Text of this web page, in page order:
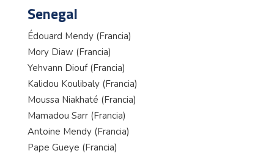
Senegal
Édouard Mendy (Francia)
Mory Diaw (Francia)
Yehvann Diouf (Francia)
Kalidou Koulibaly (Francia)
Moussa Niakhaté (Francia)
Mamadou Sarr (Francia)
Antoine Mendy (Francia)
Pape Gueye (Francia)